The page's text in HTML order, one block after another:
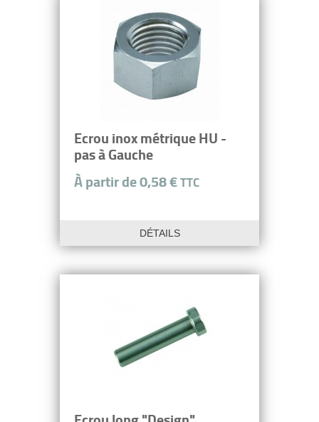
Ecrou inox métrique HU -
pas à Gauche
À partir de 0,58 €TTC
DÉTAILS